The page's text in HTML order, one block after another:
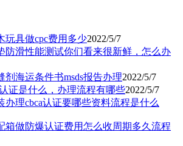
玩具做cpc费用多少2022/5/7
防滑性能测试你们看来很新鲜，怎么办
剂海运条件书msds报告办理2022/5/7
证是什么，办理流程有哪些2022/5/7
办理cbca认证要哪些资料流程是什么
箱做防爆认证费用怎么收周期多久流程